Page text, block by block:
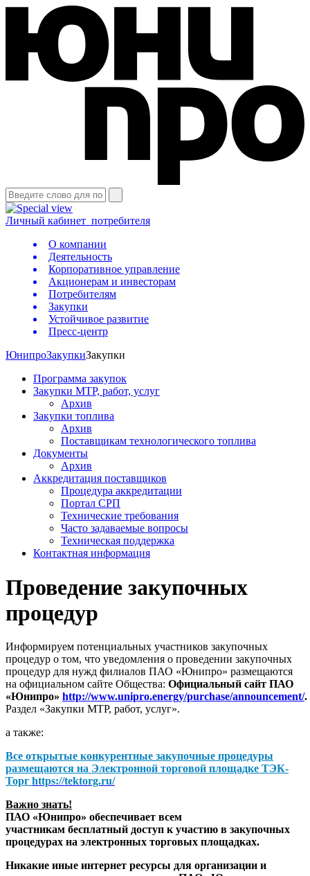
Личный кабинет потребителя
О компании
Деятельность
Корпоративное управление
Акционерам и инвесторам
Потребителям
Закупки
Устойчивое развитие
Пресс-центр
ЮнипроЗакупкиЗакупки
Программа закупок
Закупки МТР, работ, услуг
Архив
Закупки топлива
Архив
Поставщикам технологического топлива
Документы
Архив
Аккредитация поставщиков
Процедура аккредитации
Портал СРП
Технические требования
Часто задаваемые вопросы
Техническая поддержка
Контактная информация
Проведение закупочных
процедур
Информируем потенциальных участников закупочных
процедур о том, что уведомления о проведении закупочных
процедур для нужд филиалов ПАО «Юнипро» размещаются
на официальном сайте Общества: Официальный сайт ПАО
«Юнипро» http://www.unipro.energy/purchase/announcement/.
Раздел «Закупки МТР, работ, услуг».
а также:
Все открытые конкурентные закупочные процедуры
размещаются на Электронной торговой площадке ТЭК-
Торг https://tektorg.ru/
Важно знать!
ПАО «Юнипро» обеспечивает всем
участникам бесплатный доступ к участию в закупочных
процедурах на электронных торговых площадках.
Никакие иные интернет ресурсы для организации и